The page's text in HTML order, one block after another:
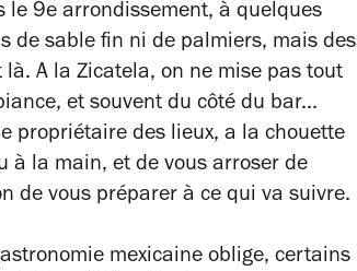
le 9e arrondissement, à quelques
de sable fin ni de palmiers, mais des
A la Zicatela, on ne mise pas tout
et souvent du côté du bar...
propriétaire des lieux, a la chouette
à la main, et de vous arroser de
de vous préparer à ce qui va suivre.
mexicaine oblige, certains